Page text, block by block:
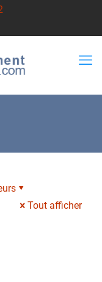
Tout afficher